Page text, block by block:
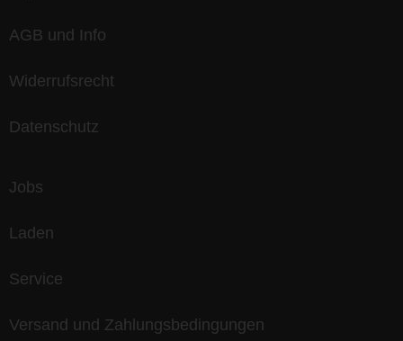
AGB und Info
Widerrufsrecht
Datenschutz
Jobs
Laden
Service
Versand und Zahlungsbedingungen